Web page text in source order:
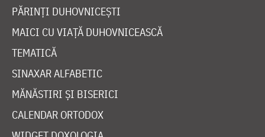
PĂRINȚI DUHOVNICEȘTI
MAICI CU VIAȚĂ DUHOVNICEASCĂ
TEMATICĂ
SINAXAR ALFABETIC
MĂNĂSTIRI ȘI BISERICI
CALENDAR ORTODOX